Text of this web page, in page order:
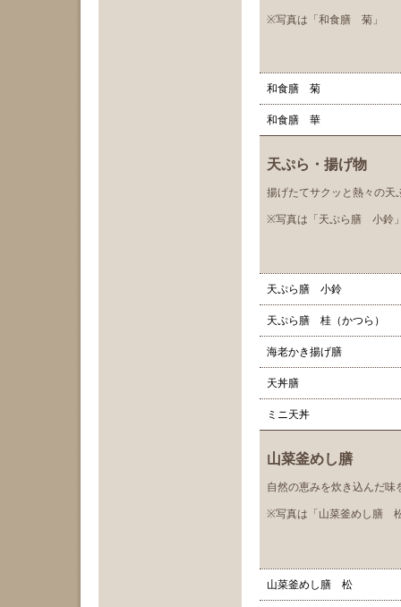
※写真は「和食膳 菊」
和食膳 菊
和食膳 華
天ぷら・揚げ物
揚げたてサクッと熱々の天
※写真は「天ぷら膳 小鈴
天ぷら膳 小鈴
天ぷら膳 桂（かつら）
海老かき揚げ膳
天丼膳
ミニ天丼
山菜釜めし膳
自然の恵みを炊き込んだ味
※写真は「山菜釜めし膳
山菜釜めし膳 松